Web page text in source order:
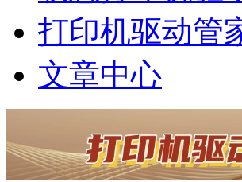
打印机驱动管
文章中心